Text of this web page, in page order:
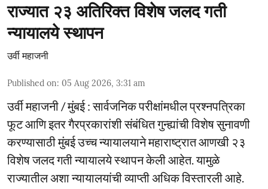
राज्यात २३ अतिरिक्त विशेष जलद गती
न्यायालये स्थापन
उर्वी महाजनी
Published on: 05 Aug 2026, 3:31 am
उर्वी महाजनी / मुंबई : सार्वजनिक परीक्षांमधील प्रश्नपत्रिका
फूट आणि इतर गैरप्रकारांशी संबंधित गुन्ह्यांची विशेष सुनावणी
करण्यासाठी मुंबई उच्च न्यायालयाने महाराष्ट्रात आणखी २३
विशेष जलद गती न्यायालये स्थापन केली आहेत. यामुळे
राज्यातील अशा न्यायालयांची व्याप्ती अधिक विस्तारली आहे.